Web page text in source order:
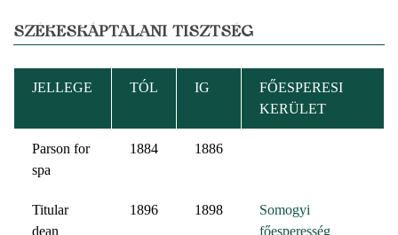
SZÉKESKÁPTALANI TISZTSÉG
JELLEGE TÓL IG
FŐESPERESI
KERÜLET
Parson for
spa
1884 1886
Titular
dean
1896 1898
Somogyi
főesperesség